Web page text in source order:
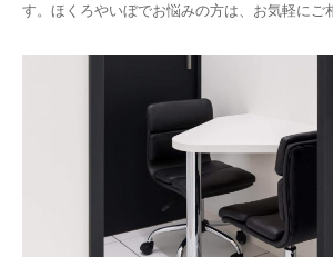
す。ほくろやいぼでお悩みの方は、お気軽にご